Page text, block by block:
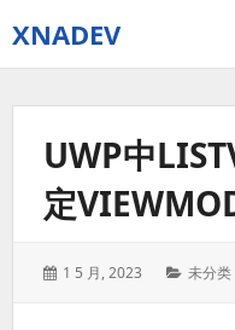
XNADEV
UWP中
定
Posted
1 5 月, 2023 未分类